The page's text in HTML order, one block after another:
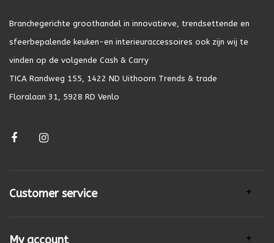
Branchegerichte groothandel in innovatieve, trendsettende en
sfeerbepalende keuken-en interieuraccessoires ook zijn wij te
vinden op de volgende Cash & Carry
TICA Randweg 155, 1422 ND Uithoorn Trends & trade
Floralaan 31, 5928 RD Venlo
Customer service
My account